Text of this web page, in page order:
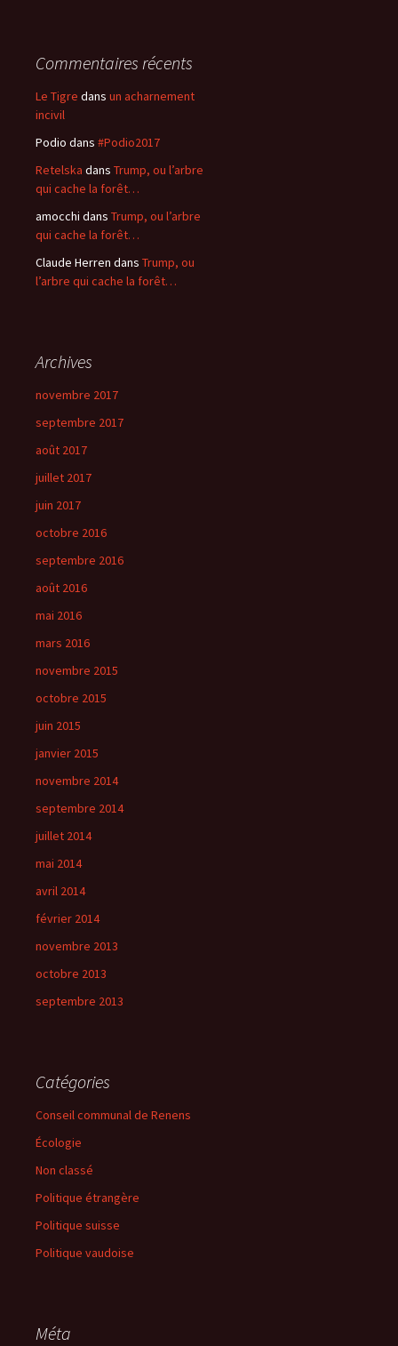
Commentaires récents
Le Tigre dans un acharnement
incivil
Podio dans #Podio2017
Retelska dans Trump, ou l’arbre
qui cache la forêt…
amocchi dans Trump, ou l’arbre
qui cache la forêt…
Claude Herren dans Trump, ou
l’arbre qui cache la forêt…
Archives
novembre 2017
septembre 2017
août 2017
juillet 2017
juin 2017
octobre 2016
septembre 2016
août 2016
mai 2016
mars 2016
novembre 2015
octobre 2015
juin 2015
janvier 2015
novembre 2014
septembre 2014
juillet 2014
mai 2014
avril 2014
février 2014
novembre 2013
octobre 2013
septembre 2013
Catégories
Conseil communal de Renens
Écologie
Non classé
Politique étrangère
Politique suisse
Politique vaudoise
Méta